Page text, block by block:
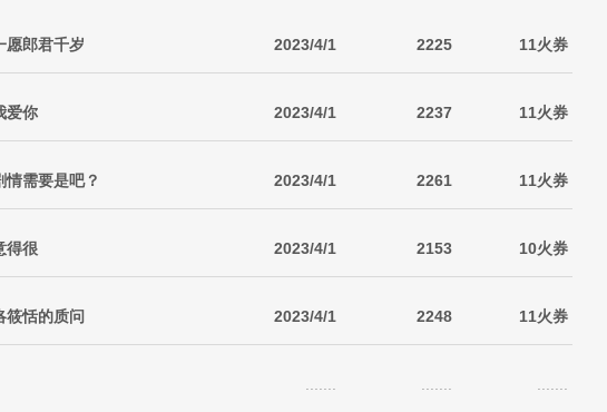
愿郎君千岁 2023/4/1 2225 11火券
爱你 2023/4/1 2237 11火券
需要是吧？ 2023/4/1 2261 11火券
得很 2023/4/1 2153 10火券
筱恬的质问 2023/4/1 2248 11火券